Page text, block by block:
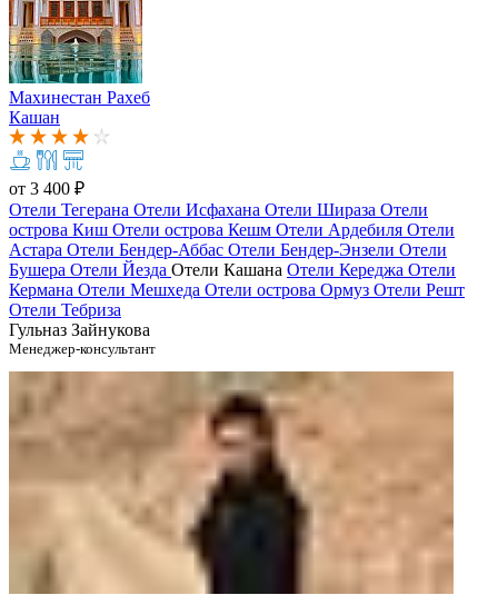
Махинестан Рахеб
Кашан
от 3 400 ₽
Отели Тегерана Отели Исфахана Отели Шираза Отели
острова Киш Отели острова Кешм Отели Ардебиля Отели
Астара Отели Бендер-Аббас Отели Бендер-Энзели Отели
Бушера Отели Йезда Отели Кашана Отели Кереджа Отели
Кермана Отели Мешхеда Отели острова Ормуз Отели Решт
Отели Тебриза
Гульназ Зайнукова
Менеджер-консультант